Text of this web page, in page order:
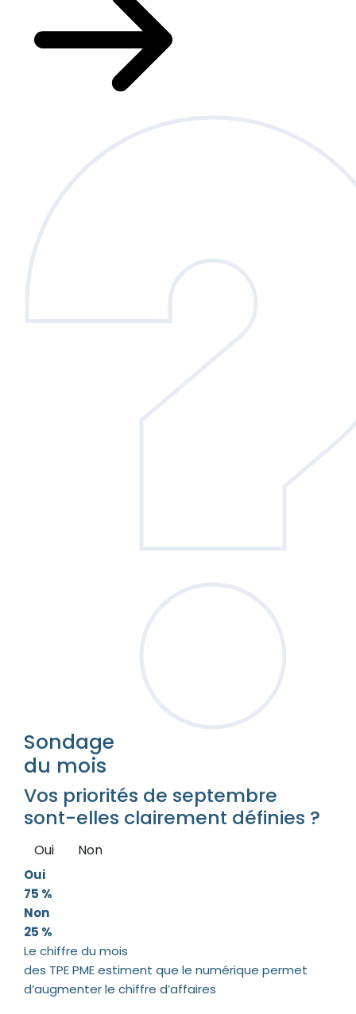
Sondage
du mois
Vos priorités de septembre
sont-elles clairement définies ?
Oui Non
Oui
75 %
Non
25 %
Le chiffre du mois
des TPE PME estiment que le numérique permet
d’augmenter le chiffre d’affaires